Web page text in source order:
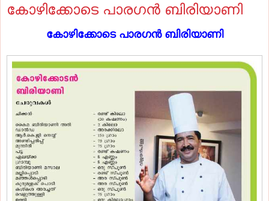
കോഴിക്കോടെ പാരഗന്‍ ബിരിയാണി
കോഴിക്കോടെ പാരഗന്‍ ബിരിയാണി